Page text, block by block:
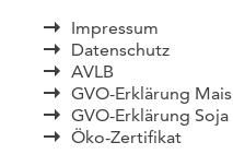
Impressum
Datenschutz
AVLB
GVO-Erklärung Mais
GVO-Erklärung Soja
Öko-Zertifikat